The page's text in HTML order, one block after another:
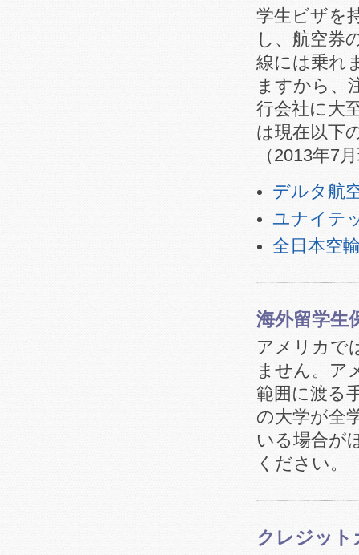
学生ビザを
し、航空券
線には乗れ
ますから、
行会社に大
は現在以下
（2013年7
デルタ航
ユナイテ
全日本空
海外留学生
アメリカで
ません。ア
範囲に渡る
の大学が全
いる場合が
ください。
クレジット